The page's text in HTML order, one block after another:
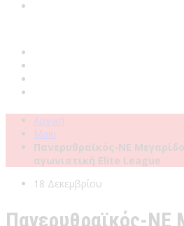
Αρχική
Main
Πανερυθραϊκός-ΝΕ
αγωνιστική Elite League
18 Δεκεμβρίου
Πανερυθραϊκός-ΝΕ